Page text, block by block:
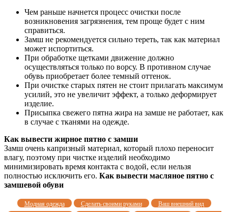
Чем раньше начнется процесс очистки после
возникновения загрязнения, тем проще будет с ним
справиться.
Замш не рекомендуется сильно тереть, так как материал
может испортиться.
При обработке щетками движение должно
осуществляться только по ворсу. В противном случае
обувь приобретает более темный оттенок.
При очистке старых пятен не стоит прилагать максимум
усилий, это не увеличит эффект, а только деформирует
изделие.
Присыпка свежего пятна жира на замше не работает, как
в случае с тканями на одежде.
Как вывести жирное пятно с замши
Замш очень капризный материал, который плохо переносит
влагу, поэтому при чистке изделий необходимо
минимизировать время контакта с водой, если нельзя
полностью исключить его. Как вывести масляное пятно с
замшевой обуви
Модная одежда Сделать своими руками
Ваш внешний вид